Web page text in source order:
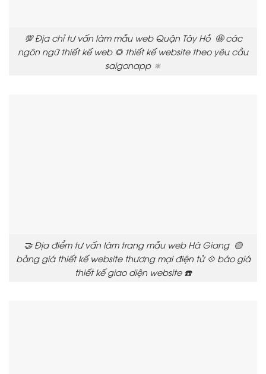
💯 Địa chỉ tư vấn làm mẫu web Quận Tây Hồ 🤩 các
ngôn ngữ thiết kế web 🌻 thiết kế website theo yêu cầu
saigonapp 🔅
🤝 Địa điểm tư vấn làm trang mẫu web Hà Giang 🟡
bảng giá thiết kế website thương mại điện tử 💠 báo giá
thiết kế giao diện website ☎️